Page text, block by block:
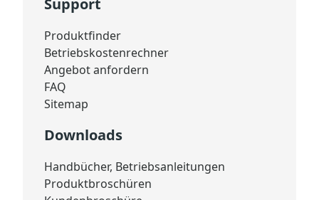
Support
Produktfinder
Betriebskostenrechner
Angebot anfordern
FAQ
Sitemap
Downloads
Handbücher, Betriebsanleitungen
Produktbroschüren